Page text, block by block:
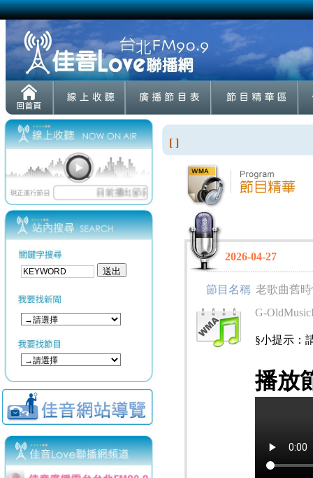
[ ]
2026-04-27
節目名稱 老歌曲舊
G-
§小提示：
播放